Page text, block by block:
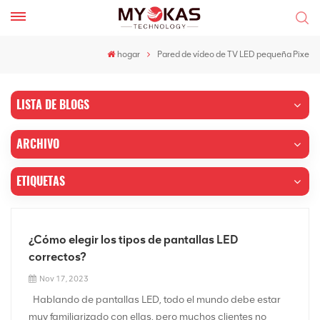
hogar Pared de vídeo de TV LED pequeña Pixe
LISTA DE BLOGS
ARCHIVO
ETIQUETAS
¿Cómo elegir los tipos de pantallas LED
correctos?
Nov 17, 2023
Hablando de pantallas LED, todo el mundo debe estar
muy familiarizado con ellas, pero muchos clientes no